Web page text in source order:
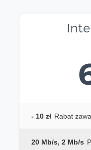
- 10 zł Rabat
20 Mb/s, 2 Mb/s